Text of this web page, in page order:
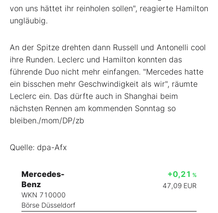
von uns hättet ihr reinholen sollen", reagierte Hamilton
ungläubig.
An der Spitze drehten dann Russell und Antonelli cool
ihre Runden. Leclerc und Hamilton konnten das
führende Duo nicht mehr einfangen. "Mercedes hatte
ein bisschen mehr Geschwindigkeit als wir", räumte
Leclerc ein. Das dürfte auch in Shanghai beim
nächsten Rennen am kommenden Sonntag so
bleiben./mom/DP/zb
Quelle: dpa-Afx
Mercedes-
Benz
WKN 710000
Börse Düsseldorf
+0,21 %
47,09 EUR